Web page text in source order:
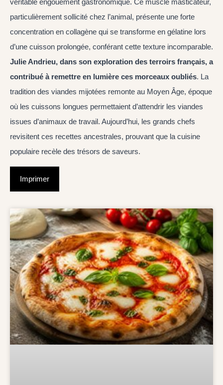
véritable engouement gastronomique. Ce muscle masticateur,
particulièrement sollicité chez l’animal, présente une forte
concentration en collagène qui se transforme en gélatine lors
d’une cuisson prolongée, conférant cette texture incomparable.
Julie Andrieu, dans son exploration des terroirs français, a
contribué à remettre en lumière ces morceaux oubliés. La
tradition des viandes mijotées remonte au Moyen Âge, époque
où les cuissons longues permettaient d’attendrir les viandes
issues d’animaux de travail. Aujourd’hui, les grands chefs
revisitent ces recettes ancestrales, prouvant que la cuisine
populaire recèle des trésors de saveurs.
Imprimer